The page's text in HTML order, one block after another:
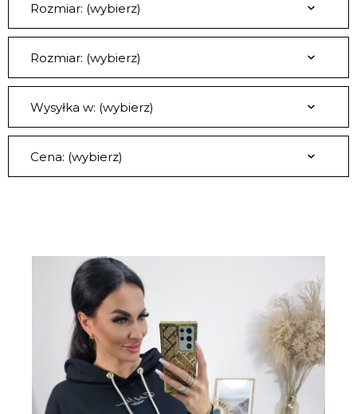
Rozmiar: (wybierz)
Rozmiar: (wybierz)
Wysyłka w: (wybierz)
Cena: (wybierz)